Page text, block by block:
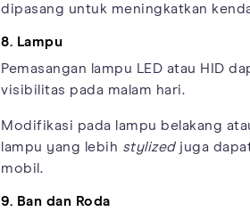
dipasang untuk meningkatkan
8. Lampu
Pemasangan lampu LED atau HID
visibilitas pada malam hari.
Modifikasi pada lampu belakang
lampu yang lebih stylizedjuga
mobil.
9. Ban dan Roda